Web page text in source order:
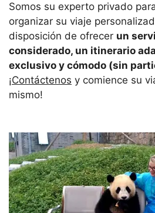
Somos su experto privado
organizar su viaje
disposición de ofrecer un
considerado, un itinerario
exclusivo y cómodo (sin
¡Contáctenos y comience su
mismo!